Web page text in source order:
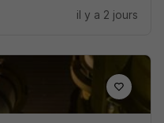
il y a 2 jours